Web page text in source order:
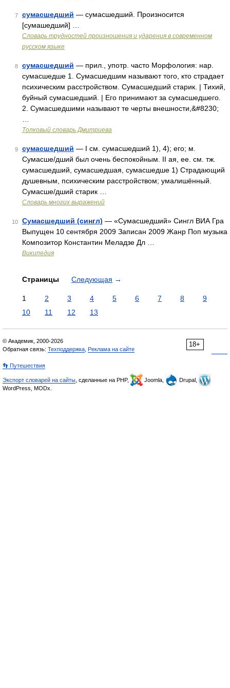
7 сумасшедший — сумасшедший. Произносится
[сумашедший] …
Словарь трудностей произношения и ударения в современном
русском языке
8 сумасшедший — прил., употр. часто Морфология: нар.
сумасшедше 1. Сумасшедшим называют того, кто страдает
психическим расстройством. Сумасшедший старик. | Тихий,
буйный сумасшедший. | Его принимают за сумасшедшего.
2. Сумасшедшими называют те черты внешности,&#8230;
Толковый словарь Дмитриева
9 сумасшедший — I см. сумасшедший 1), 4); его; м.
Сумасше/дший был очень беспокойным. II ая, ее. см. тж.
сумасшедший, сумасшедшая, сумасшедше 1) Страдающий
душевным, психическим расстройством; умалишённый.
Сумасше/дший старик …
Словарь многих выражений
10 Сумасшедший (сингл) — «Сумасшедший» Сингл ВИА Гра
Выпущен 10 сентября 2009 Записан 2009 Жанр Поп музыка
Композитор Константин Меладзе Дл …
Википедия
Страницы Следующая →
1 2 3 4 5 6 7 8
9
10
11 12 13
18+
© Академик, 2000-2026
Обратная связь: Техподдержка Реклама на сайте
👣 Путешествия
Экспорт словарей на сайты , сделанные на PHP, Joomla,
Drupal,
WordPress, MODx.